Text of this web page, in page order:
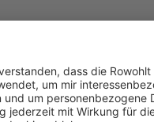
style are inextricably
his plays are
scripts for